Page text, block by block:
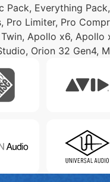
Pack, Everything
Pro Limiter, Pro
Apollo x6, Apollo
Orion 32 Gen4,